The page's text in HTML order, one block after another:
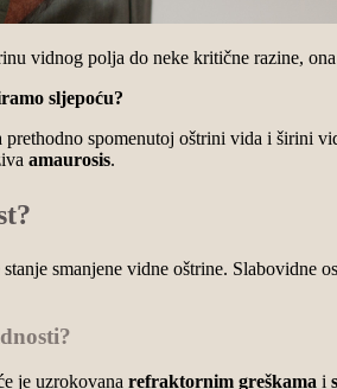
vidnog polja do neke kritične razine,
sljepoću?
prethodno spomenutoj oštrini vida i širini
amaurosis.
smanjene vidne oštrine. Slabovidne
je uzrokovana refraktornim greškama i